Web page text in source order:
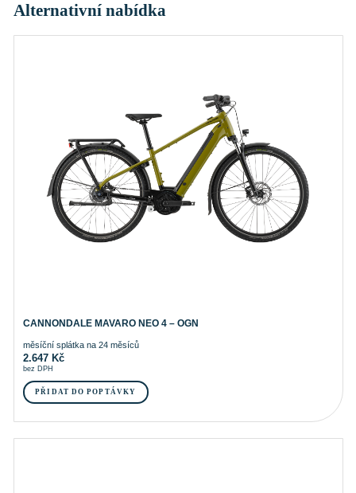
Alternativní nabídka
CANNONDALE MAVARO NEO 4 – OGN
měsíční splátka na 24 měsíců
2.647 Kč
bez DPH
PŘIDAT DO POPTÁVKY